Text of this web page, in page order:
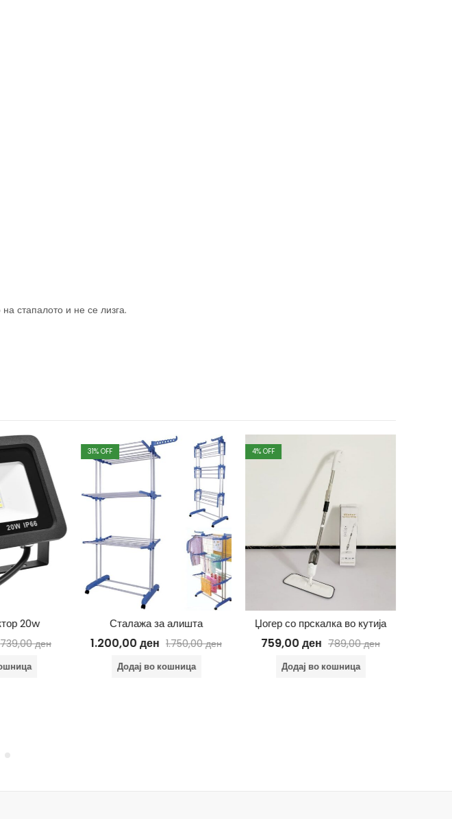
стапалото и не се лизга.
20w
739,00ден
31% OFF
Сталажа за алишта
1.200,00ден 1.750,00ден
Додај во кошница
4% OFF
Џогер со прскалка во кутија
759,00ден 789,00ден
Додај во кошница